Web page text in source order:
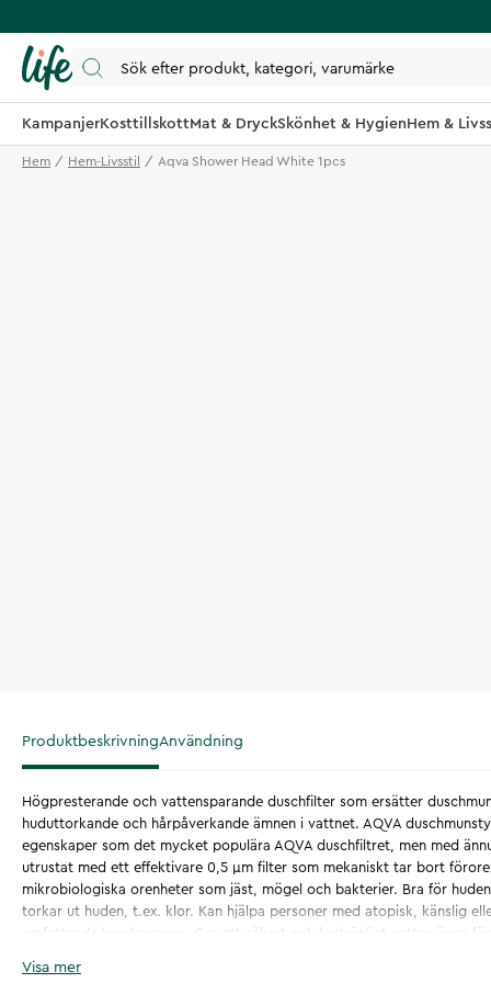
KampanjerKosttillskottMat & DryckSkönhet & HygienHem &
Hem Hem-Livsstil Aqva Shower Head White 1pcs
ProduktbeskrivningAnvändning
Högpresterande och vattensparande duschfilter som ersätter
huduttorkande och hårpåverkande ämnen i vattnet. AQVA
egenskaper som det mycket populära AQVA duschfiltret, men med
utrustat med ett effektivare 0,5 µm filter som mekaniskt tar bort
mikrobiologiska orenheter som jäst, mögel och bakterier. Bra för
torkar ut huden, t.ex. klor. Kan hjälpa personer med atopisk, känslig
omfattande kundrespons. Ger ett säkert och hudvänligt vatten även
Minskar torrhet i hud och hårbotten. Genom att filtrera bort metaller
Visa mer